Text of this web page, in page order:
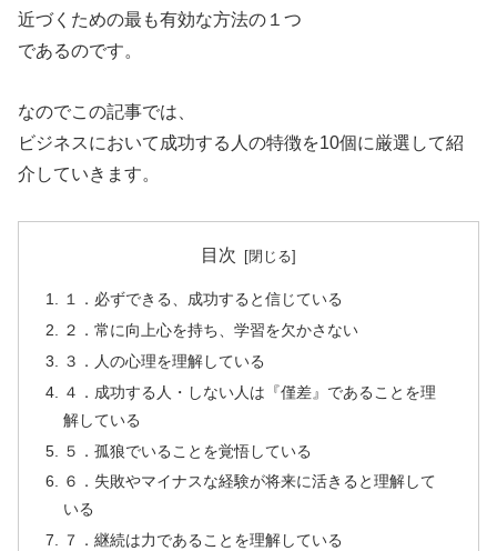
近づくための最も有効な方法の１つ
であるのです。
なのでこの記事では、
ビジネスにおいて成功する人の特徴を10個に厳選して紹
介していきます。
目次
１．必ずできる、成功すると信じている
２．常に向上心を持ち、学習を欠かさない
３．人の心理を理解している
４．成功する人・しない人は『僅差』であることを理
解している
５．孤狼でいることを覚悟している
６．失敗やマイナスな経験が将来に活きると理解して
いる
７．継続は力であることを理解している